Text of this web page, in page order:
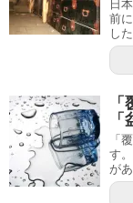
日
前
し
「
す
が